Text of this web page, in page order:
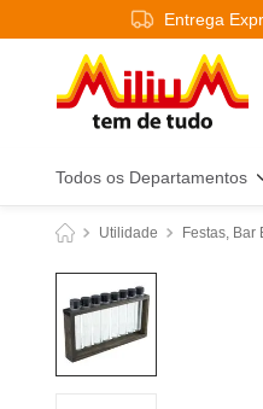
Entrega
Todos os Departamentos
Utilidade Festas, Bar